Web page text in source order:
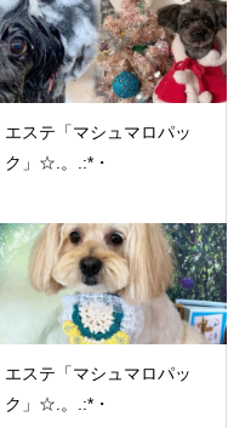
エステ「マシュマロパッ
ク」☆.。.:*・
エステ「マシュマロパッ
ク」☆.。.:*・